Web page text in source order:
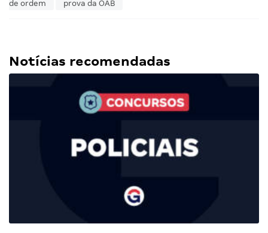
de ordem prova da OAB
Notícias recomendadas